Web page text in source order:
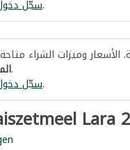
سجّل.
الأسعار وميزات الشراء
.
سجّل.
Lara